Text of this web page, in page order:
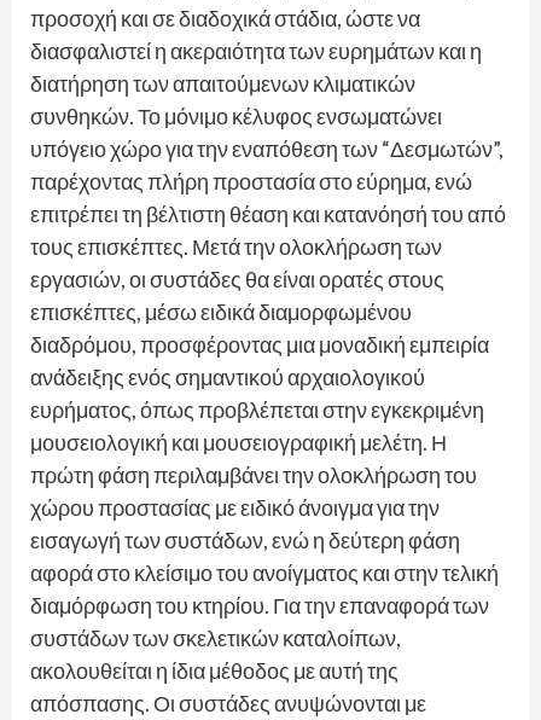
προσοχή και σε διαδοχικά στάδια, ώστε να
διασφαλιστεί η ακεραιότητα των ευρημάτων και η
διατήρηση των απαιτούμενων κλιματικών
συνθηκών. Το μόνιμο κέλυφος ενσωματώνει
υπόγειο χώρο για την εναπόθεση των “Δεσμωτών”,
παρέχοντας πλήρη προστασία στο εύρημα, ενώ
επιτρέπει τη βέλτιστη θέαση και κατανόησή του από
τους επισκέπτες. Μετά την ολοκλήρωση των
εργασιών, οι συστάδες θα είναι ορατές στους
επισκέπτες, μέσω ειδικά διαμορφωμένου
διαδρόμου, προσφέροντας μια μοναδική εμπειρία
ανάδειξης ενός σημαντικού αρχαιολογικού
ευρήματος, όπως προβλέπεται στην εγκεκριμένη
μουσειολογική και μουσειογραφική μελέτη. Η
πρώτη φάση περιλαμβάνει την ολοκλήρωση του
χώρου προστασίας με ειδικό άνοιγμα για την
εισαγωγή των συστάδων, ενώ η δεύτερη φάση
αφορά στο κλείσιμο του ανοίγματος και στην τελική
διαμόρφωση του κτηρίου. Για την επαναφορά των
συστάδων των σκελετικών καταλοίπων,
ακολουθείται η ίδια μέθοδος με αυτή της
απόσπασης. Οι συστάδες ανυψώνονται με